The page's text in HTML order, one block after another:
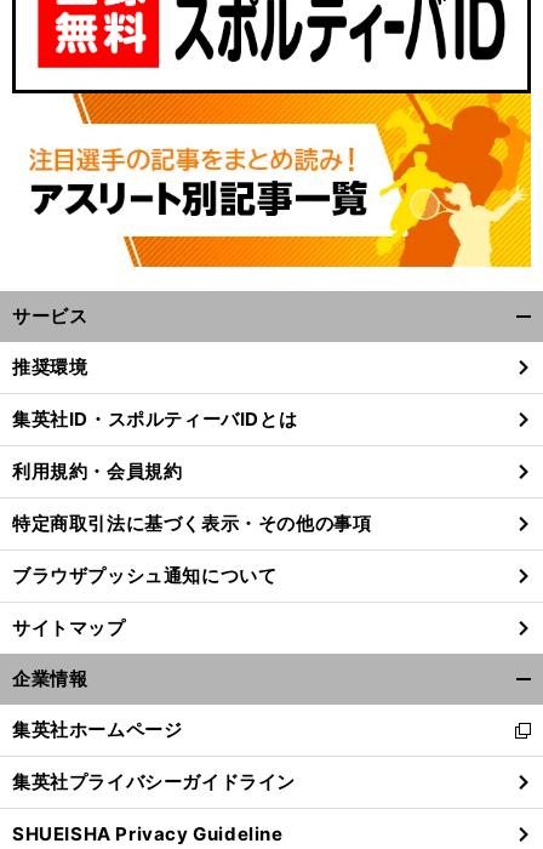
サービス
閉
る
推奨環境
集英社ID・スポルティーバIDとは
利用規約・会員規約
特定商取引法に基づく表示・その他の事項
ブラウザプッシュ通知について
サイトマップ
企業情報
閉
る
集英社ホームページ
新
し
い
ウ
ィ
集英社プライバシーガイドライン
SHUEISHA Privacy Guideline